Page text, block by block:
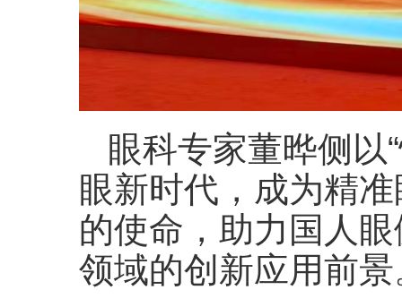
眼科专家董晔侧以
眼新时代，成为精
的使命，助力国人
领域的创新应用前景